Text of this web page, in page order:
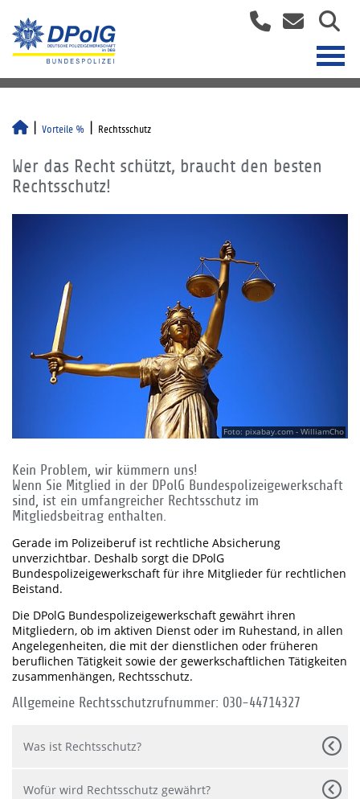
Vorteile % Rechtsschutz
Wer das Recht schützt, braucht den besten
Rechtsschutz!
Foto: pixabay.com - WilliamCho
Kein Problem, wir kümmern uns!
Wenn Sie Mitglied in der DPolG Bundespolizeigewerkschaft
sind, ist ein umfangreicher Rechtsschutz im
Mitgliedsbeitrag enthalten.
Gerade im Polizeiberuf ist rechtliche Absicherung
unverzichtbar. Deshalb sorgt die DPolG
Bundespolizeigewerkschaft für ihre Mitglieder für rechtlichen
Beistand.
Die DPolG Bundespolizeigewerkschaft gewährt ihren
Mitgliedern, ob im aktiven Dienst oder im Ruhestand, in allen
Angelegenheiten, die mit der dienstlichen oder früheren
beruflichen Tätigkeit sowie der gewerkschaftlichen Tätigkeiten
zusammenhängen, Rechtsschutz.
Allgemeine Rechtsschutzrufnummer: 030-44714327
Was ist Rechtsschutz?
Wofür wird Rechtsschutz gewährt?